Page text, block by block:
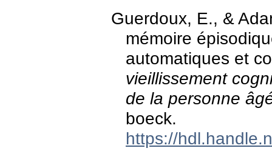
Guerdoux, E., &
mémoire
automatiques et
vieillissement
de la personne
boeck.
https://